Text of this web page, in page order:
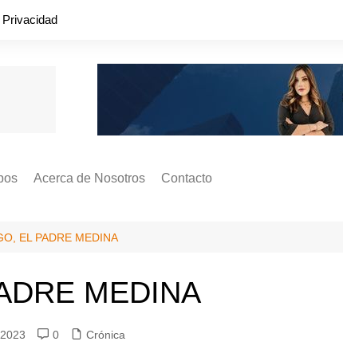
Acerca de Nosotros Contacto
EL PADRE MEDINA
MEDINA
0 Crónica